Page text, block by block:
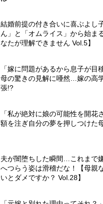
結婚前提の付き合いに喜ぶよし
ん」と「オムライス」から始ま
なたが理解できません Vol.5】
「嫁に問題があるから息子が目
母の驚きの見解に唖然…嫁の高
張!?
「私が絶対に娘の可能性を開
額を注ぎ自分の夢を押しつけた
夫が闇堕ちした瞬間…これまで
へつらう姿は滑稽だな！【母親
いとダメですか？ Vol.28】